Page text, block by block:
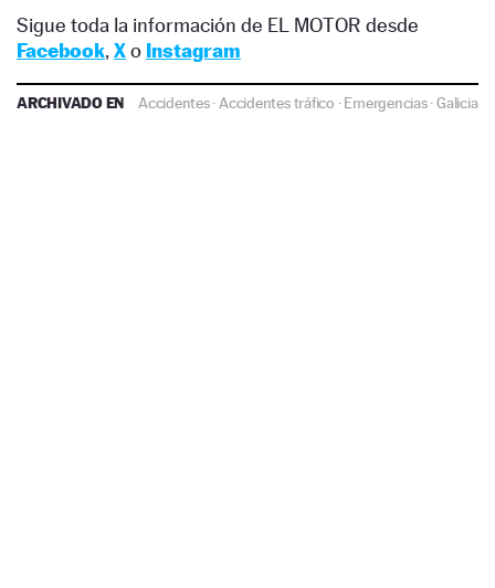
Sigue toda la información de EL MOTOR desde
Facebook, Xo Instagram
ARCHIVADO EN Accidentes· Accidentes tráfico ·Emergencias·Galicia